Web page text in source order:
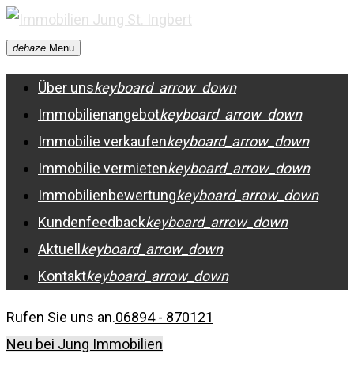
Skip
to
content
dehaze Menu
Über unskeyboard_arrow_down
Immobilienangebotkeyboard_arrow_down
Immobilie verkaufenkeyboard_arrow_down
Immobilie vermietenkeyboard_arrow_down
Immobilienbewertungkeyboard_arrow_down
Kundenfeedbackkeyboard_arrow_down
Aktuell keyboard_arrow_down
Kontaktkeyboard_arrow_down
Rufen Sie uns an.06894 - 870121
Neu bei Jung Immobilien